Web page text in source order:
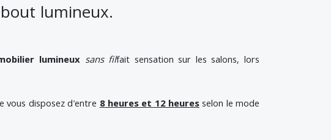
lumineux.
lumineux sans filfait sensation sur les salons, lors
vous disposez d'entre8 heures et 12 heuresselon le mode